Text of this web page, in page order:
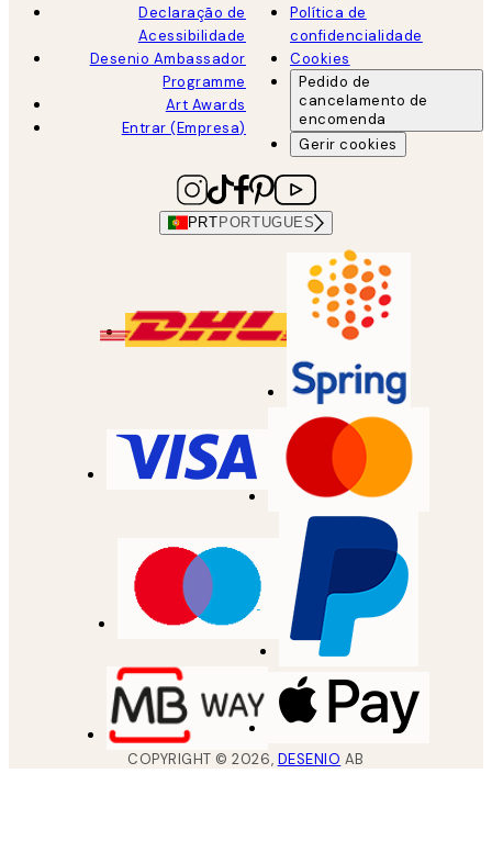
Declaração de
Acessibilidade
Desenio Ambassador
Programme
Art Awards
Entrar (Empresa)
Política de
confidencialidade
Cookies
Pedido de
cancelamento de
encomenda
Gerir cookies
PRT PORTUGUES
COPYRIGHT ©2026, DESENIO AB